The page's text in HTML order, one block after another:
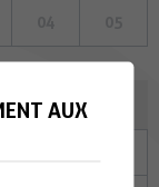
AUX